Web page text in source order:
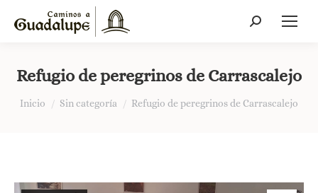
Buscar:
Refugio de peregrinos de Carrascalejo
Estás aquí:
Inicio Sin categoría Refugio de peregrinos de Carrascalejo